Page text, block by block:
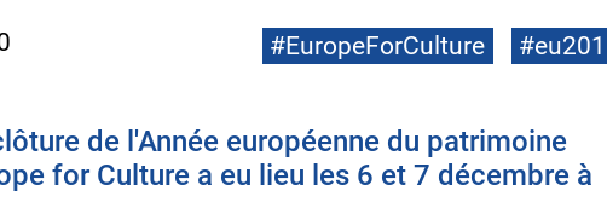
#EuropeForCulture
de l'Année européenne du patrimoine
for Culture a eu lieu les 6 et 7 décembre à